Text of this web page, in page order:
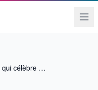
qui célèbre …